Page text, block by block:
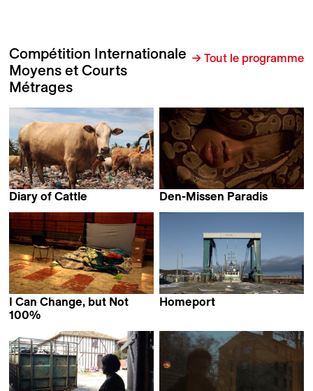
Compétition Internationale
Moyens et Courts
Métrages
→ Tout le programme
Diary of Cattle
David Darmadi
Den-Missen Paradis
I Can Change, but Not
100%
Homeport